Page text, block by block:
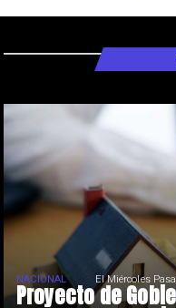
Proyecto de
NACIONAL El Miércoles